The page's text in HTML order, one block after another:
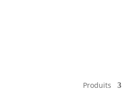
Produits